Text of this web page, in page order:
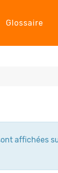
Glossaire
affichées